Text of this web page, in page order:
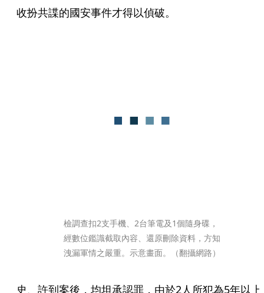
收扮共諜的國安事件才得以偵破。
檢調查扣2支手機、2台筆電及1個隨身碟，
經數位鑑識截取內容、還原刪除資料，方知
洩漏軍情之嚴重。示意畫面。（翻攝網路）
史、許到案後，均坦承認罪，由於2人所犯為5年以上